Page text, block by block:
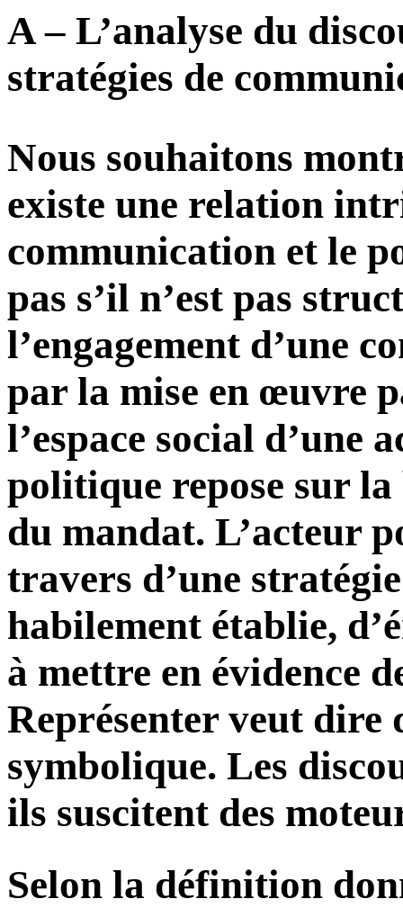
A – L’analyse du
stratégies de
Nous souhaitons
existe une relation
communication et le
pas s’il n’est pas
l’engagement d’une
par la mise en œuvre
l’espace social d’une
politique repose sur
du mandat. L’acteur
travers d’une
habilement établie,
à mettre en évidence
Représenter veut dire
symbolique. Les
ils suscitent des
Selon la définition